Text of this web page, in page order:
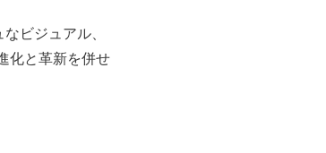
ビジュアル、
化と革新を併せ